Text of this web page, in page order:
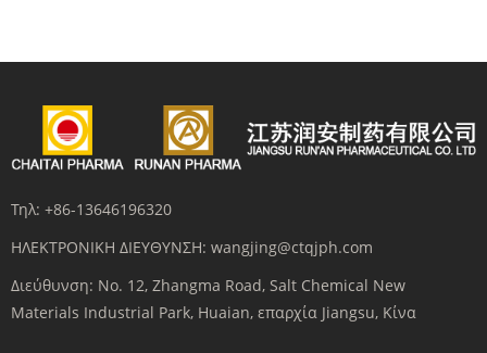
Τηλ: +86-13646196320
ΗΛΕΚΤΡΟΝΙΚΗ ΔΙΕΥΘΥΝΣΗ: wangjing@ctqjph.com
Διεύθυνση: No. 12, Zhangma Road, Salt Chemical New
Materials Industrial Park, Huaian, επαρχία Jiangsu, Κίνα